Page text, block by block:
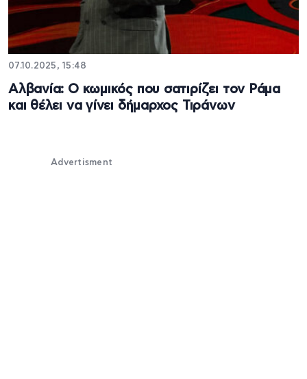
07.10.2025, 15:48
Αλβανία: Ο κωμικός που σατιρίζει τον Ράμα
και θέλει να γίνει δήμαρχος Τιράνων
Advertisment